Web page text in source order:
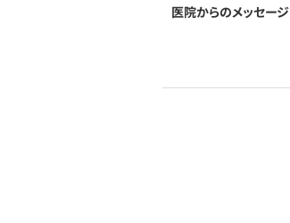
医院からのメッセージ